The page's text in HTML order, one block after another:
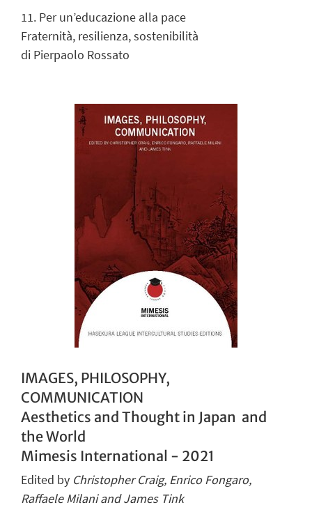
11. Per un’educazione alla pace
Fraternità, resilienza, sostenibilità
di Pierpaolo Rossato
IMAGES, PHILOSOPHY,
COMMUNICATION
Aesthetics and Thought in Japan and
the World
Mimesis International - 2021
Edited by Christopher Craig, Enrico Fongaro,
Raffaele Milani and James Tink